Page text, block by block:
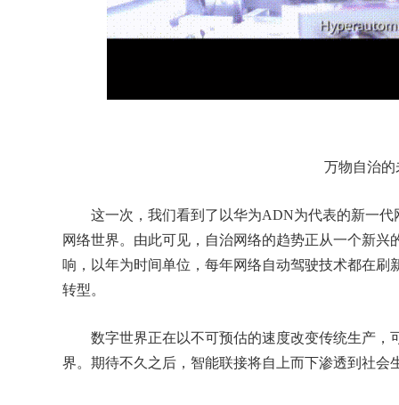
万物自治的
这一次，我们看到了以华为ADN为代表的新一代
网络世界。由此可见，自治网络的趋势正从一个新
响，以年为时间单位，每年网络自动驾驶技术都在
转型。
数字世界正在以不可预估的速度改变传统生产，
界。期待不久之后，智能联接将自上而下渗透到社